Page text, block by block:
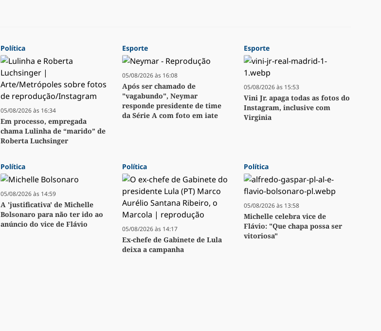
Política
05/08/2026 às 16:34
Em processo, empregada
chama Lulinha de “marido” de
Roberta Luchsinger
Esporte
05/08/2026 às 16:08
Após ser chamado de
"vagabundo", Neymar
responde presidente de time
da Série A com foto em iate
Esporte
05/08/2026 às 15:53
Vini Jr. apaga todas as fotos do
Instagram, inclusive com
Virginia
Política
05/08/2026 às 14:59
A 'justificativa' de Michelle
Bolsonaro para não ter ido ao
anúncio do vice de Flávio
Política
05/08/2026 às 14:17
Ex-chefe de Gabinete de Lula
deixa a campanha
Política
05/08/2026 às 13:58
Michelle celebra vice de
Flávio: "Que chapa possa ser
vitoriosa"